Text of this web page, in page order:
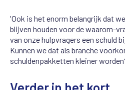
'Ook is het enorm belangrijk dat
blijven houden voor de waarom-
van onze hulpvragers een schuld
Kunnen we dat als branche
schuldenpakketten kleiner